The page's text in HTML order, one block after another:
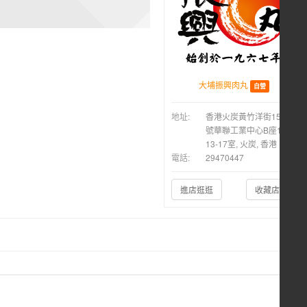
大埔振興肉丸 自營
地址:
香港火炭黃竹洋街15-21
號華聯工業中心B座14樓
13-17室, 火炭, 香港
電話:
29470447
進店逛逛 收藏店鋪